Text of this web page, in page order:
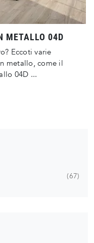
METALLO 04D
Eccoti varie
metallo, come il
04D ...
67